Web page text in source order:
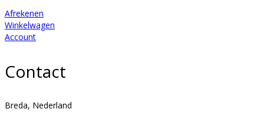
Afrekenen
Winkelwagen
Account
Contact
Breda, Nederland